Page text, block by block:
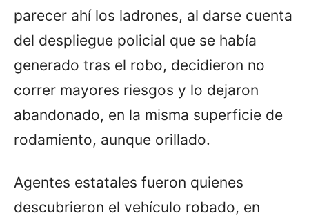
parecer ahí los ladrones, al darse cuenta
del despliegue policial que se había
generado tras el robo, decidieron no
correr mayores riesgos y lo dejaron
abandonado, en la misma superficie de
rodamiento, aunque orillado.
Agentes estatales fueron quienes
descubrieron el vehículo robado, en